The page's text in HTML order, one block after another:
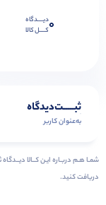
0دیــــدگاه
کــــل کالا
ثبـــــت‌دیدگاه
به‌عنوان کاربر
دریافت کنید.